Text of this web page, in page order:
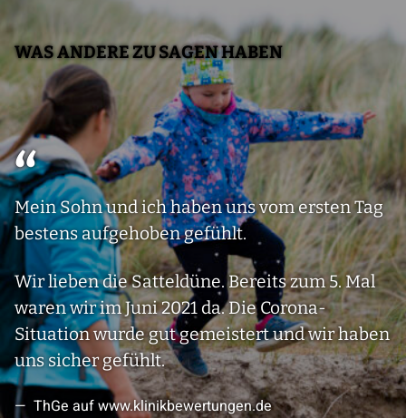
WAS ANDERE ZU SAGEN HABEN
Mein Sohn und ich haben uns vom ersten Tag
bestens aufgehoben gefühlt.
Wir lieben die Satteldüne. Bereits zum 5. Mal
waren wir im Juni 2021 da. Die Corona-
Situation wurde gut gemeistert und wir haben
uns sicher gefühlt.
ThGe auf www.klinikbewertungen.de